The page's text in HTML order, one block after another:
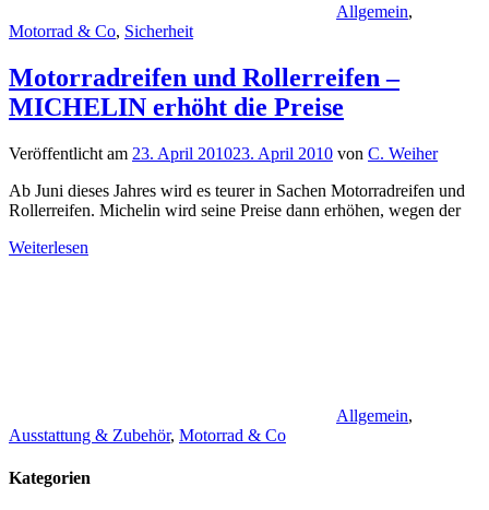
Allgemein,
Motorrad & Co, Sicherheit
Motorradreifen und Rollerreifen –
MICHELIN erhöht die Preise
Veröffentlicht am 23. April 201023. April 2010 von C. Weiher
Ab Juni dieses Jahres wird es teurer in Sachen Motorradreifen und
Rollerreifen. Michelin wird seine Preise dann erhöhen, wegen der
Weiterlesen
Allgemein,
Ausstattung & Zubehör, Motorrad & Co
Kategorien